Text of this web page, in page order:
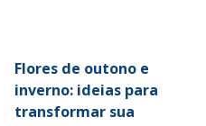
Flores de outono e
inverno: ideias para
transformar sua